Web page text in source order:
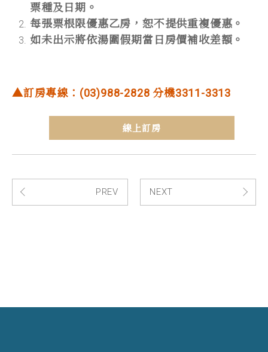
票種及日期。
每張票根限優惠乙房，恕不提供重複優惠。
如未出示將依湯圍假期當日房價補收差額。
▲訂房專線：(03)988-2828 分機3311-3313
線上訂房
PREV NEXT